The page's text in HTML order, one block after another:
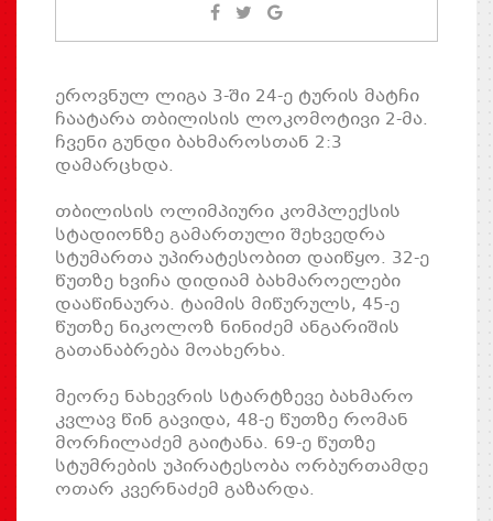
ეროვნულ ლიგა 3-ში 24-ე ტურის მატჩი
ჩაატარა თბილისის ლოკომოტივი 2-მა.
ჩვენი გუნდი ბახმაროსთან 2:3
დამარცხდა.
თბილისის ოლიმპიური კომპლექსის
სტადიონზე გამართული შეხვედრა
სტუმართა უპირატესობით დაიწყო. 32-ე
წუთზე ხვიჩა დიდიამ ბახმაროელები
დააწინაურა. ტაიმის მიწურულს, 45-ე
წუთზე ნიკოლოზ ნინიძემ ანგარიშის
გათანაბრება მოახერხა.
მეორე ნახევრის სტარტზევე ბახმარო
კვლავ წინ გავიდა, 48-ე წუთზე რომან
მორჩილაძემ გაიტანა. 69-ე წუთზე
სტუმრების უპირატესობა ორბურთამდე
ოთარ კვერნაძემ გაზარდა.